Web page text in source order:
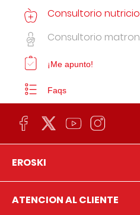
Consultorio
Consultorio
¡Me apunto!
Faqs
EROSKI
ATENCION AL CLIENTE